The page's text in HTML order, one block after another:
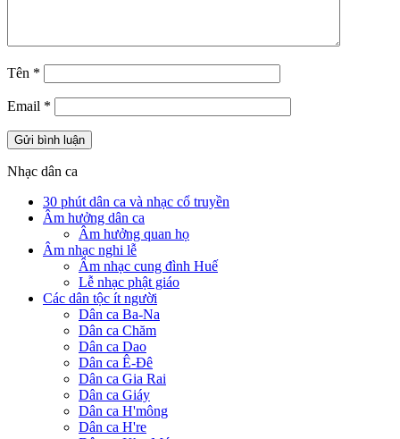
Tên *
Email *
Nhạc dân ca
30 phút dân ca và nhạc cổ truyền
Âm hưởng dân ca
Âm hưởng quan họ
Âm nhạc nghi lễ
Âm nhạc cung đình Huế
Lễ nhạc phật giáo
Các dân tộc ít người
Dân ca Ba-Na
Dân ca Chăm
Dân ca Dao
Dân ca Ê-Đê
Dân ca Gia Rai
Dân ca Giáy
Dân ca H'mông
Dân ca H're